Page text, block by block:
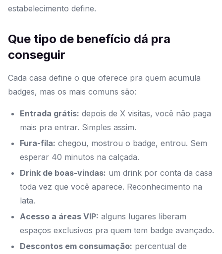
estabelecimento define.
Que tipo de benefício dá pra
conseguir
Cada casa define o que oferece pra quem acumula
badges, mas os mais comuns são:
Entrada grátis: depois de X visitas, você não paga
mais pra entrar. Simples assim.
Fura-fila: chegou, mostrou o badge, entrou. Sem
esperar 40 minutos na calçada.
Drink de boas-vindas: um drink por conta da casa
toda vez que você aparece. Reconhecimento na
lata.
Acesso a áreas VIP: alguns lugares liberam
espaços exclusivos pra quem tem badge avançado.
Descontos em consumação: percentual de